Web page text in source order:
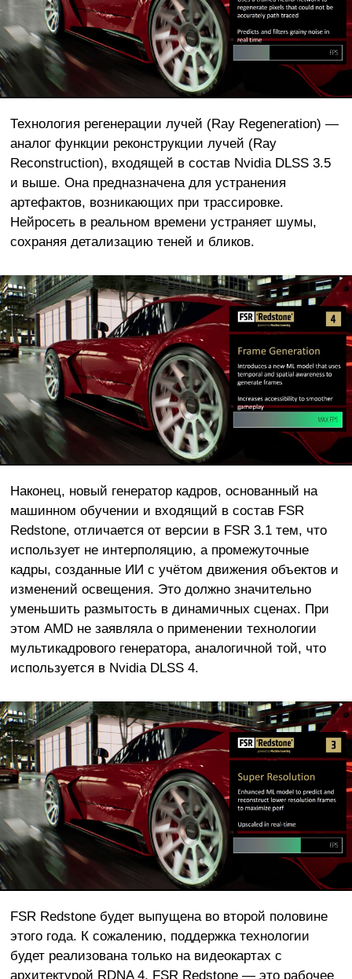
Технология регенерации лучей (Ray Regeneration) —
аналог функции реконструкции лучей (Ray
Reconstruction), входящей в состав Nvidia DLSS 3.5
и выше. Она предназначена для устранения
артефактов, возникающих при трассировке.
Нейросеть в реальном времени устраняет шумы,
сохраняя детализацию теней и бликов.
Наконец, новый генератор кадров, основанный на
машинном обучении и входящий в состав FSR
Redstone, отличается от версии в FSR 3.1 тем, что
использует не интерполяцию, а промежуточные
кадры, созданные ИИ с учётом движения объектов и
изменений освещения. Это должно значительно
уменьшить размытость в динамичных сценах. При
этом AMD не заявляла о применении технологии
мультикадрового генератора, аналогичной той, что
используется в Nvidia DLSS 4.
FSR Redstone будет выпущена во второй половине
этого года. К сожалению, поддержка технологии
будет реализована только на видеокартах с
архитектурой RDNA 4. FSR Redstone — это рабочее